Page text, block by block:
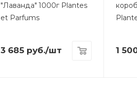
"Лаванда" 1000г Plantes
et Parfums
3 685руб./шт 1